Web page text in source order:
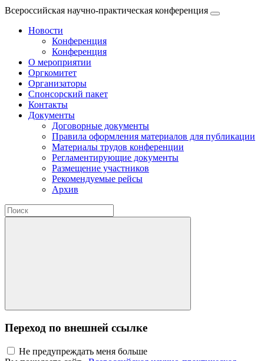
Всероссийская научно-практическая конференция
Новости
Конференция
Конференция
О мероприятии
Оргкомитет
Организаторы
Спонсорский пакет
Контакты
Документы
Договорные документы
Правила оформления материалов для публикации
Материалы трудов конференции
Регламентирующие документы
Размещение участников
Рекомендуемые рейсы
Архив
Переход по внешней ссылке
Не предупреждать меня больше